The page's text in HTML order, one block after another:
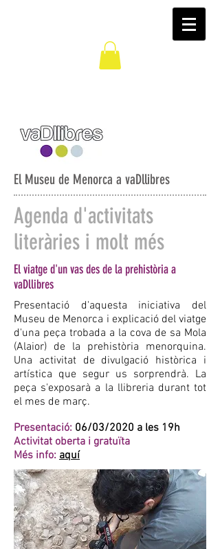
El Museu de Menorca a vaDllibres
Agenda d'activitats
literàries i molt més
El viatge d'un vas des de la prehistòria a
vaDllibres
Presentació d'aquesta iniciativa del
Museu de Menorca i explicació del viatge
d'una peça trobada a la cova de sa Mola
(Alaior) de la prehistòria menorquina.
Una activitat de divulgació històrica i
artística que segur us sorprendrà. La
peça s'exposarà a la llibreria durant tot
el mes de març.
Presentació: 06/03/2020 a les 19h
Activitat oberta i gratuïta
Més info: aquí